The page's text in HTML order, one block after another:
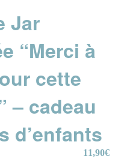
Jar
“Merci à
cette
– cadeau
d’enfants
11,90€